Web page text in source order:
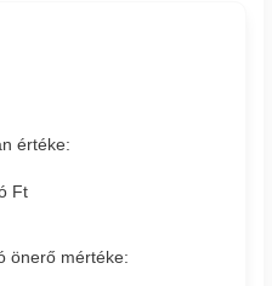
értéke:
Ft
önerő mértéke: